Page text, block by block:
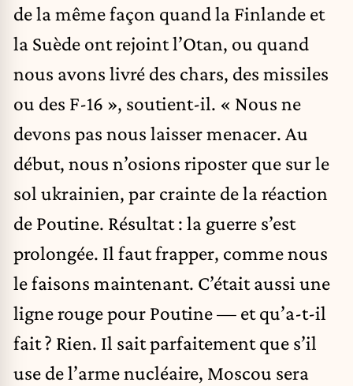
de la même façon quand la Finlande et
la Suède ont rejoint l’Otan, ou quand
nous avons livré des chars, des missiles
ou des F-16 », soutient-il. « Nous ne
devons pas nous laisser menacer. Au
début, nous n’osions riposter que sur le
sol ukrainien, par crainte de la réaction
de Poutine. Résultat : la guerre s’est
prolongée. Il faut frapper, comme nous
le faisons maintenant. C’était aussi une
ligne rouge pour Poutine — et qu’a-t-il
fait ? Rien. Il sait parfaitement que s’il
use de l’arme nucléaire, Moscou sera